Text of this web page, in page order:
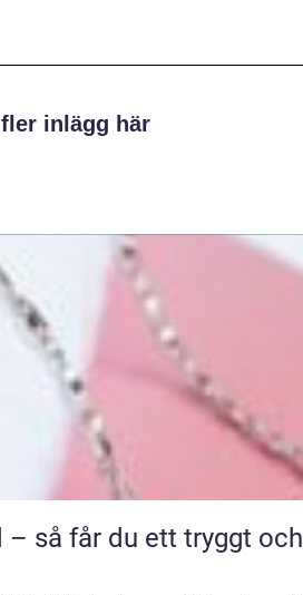
inlägg här
– så får du ett tryggt och